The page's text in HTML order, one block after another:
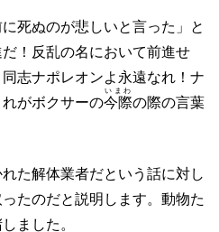
死ぬのが悲しいと言った」と
！反乱の名において前進せ
志ナポレオンよ永遠なれ！ナ
がボクサーの今際
いまわ
の際の言葉
た解体業者だという話に対し
たのだと説明します。動物た
ました。